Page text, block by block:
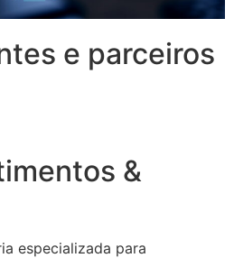
e parceiros
&
especializada para